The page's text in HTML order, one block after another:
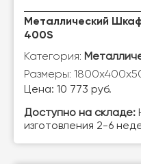
Металлический
400S
Категория:
Размеры:
Цена: 10 773 руб.
Доступно на складе:
изготовления 2-6